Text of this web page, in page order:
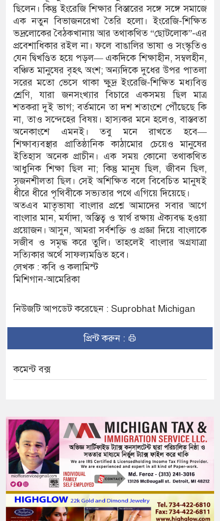
ছিলেন। কিন্তু ইংরেজি শিক্ষার বিস্তারের সঙ্গে সঙ্গে সমাজে
এক নতুন বিভাজনরেখা তৈরি হলো। ইংরেজি-শিক্ষিত
ভদ্রলোকের বৈঠকখানায় আর তথাকথিত “ছোটলোক”-এর
প্রবেশাধিকার রইল না। ফলে বাঙালির ভাষা ও সংস্কৃতিও
যেন দ্বিখণ্ডিত হয়ে পড়ল— একদিকে শিক্ষাহীন, সম্বলহীন,
বঞ্চিত মানুষের বৃহৎ অংশ; অন্যদিকে দুধের উপর পাতলা
সরের মতো ভেসে থাকা ক্ষুদ্র ইংরেজি-শিক্ষিত মধ্যবিত্ত
শ্রেণি, যারা জনসংখ্যার বিচারে একসময় ছিল মাত্র
শতকরা দুই ভাগ; বর্তমানে তা দশ শতাংশে পৌঁছেছে কি
না, তাও সন্দেহের বিষয়। হাস্যকর মনে হলেও, বাস্তবতা
অনেকাংশে এমনই। তবু মনে রাখতে হবে—
শিক্ষাব্যবস্থার প্রাতিষ্ঠানিক কাঠামোর চেয়েও মানুষের
ইতিহাস অনেক প্রাচীন। এক সময় কোনো তথাকথিত
আধুনিক শিক্ষা ছিল না; কিন্তু মানুষ ছিল, জীবন ছিল,
সৃজনশীলতা ছিল। সেই অশিক্ষিত বলে বিবেচিত মানুষই
ধীরে ধীরে পৃথিবীকে সভ্যতার পথে এগিয়ে দিয়েছে।
অতএব মাতৃভাষা বাংলার প্রশ্নে আমাদের সবার আগে
বাংলার মান, মর্যাদা, অস্তিত্ব ও স্বার্থ রক্ষায় ঐক্যবদ্ধ হওয়া
প্রয়োজন। আসুন, আমরা সর্বশক্তি ও প্রজ্ঞা দিয়ে বাংলাকে
সজীব ও সমৃদ্ধ করে তুলি। তাহলেই বাংলার অগ্রযাত্রা
সত্যিকার অর্থে সাফল্যমণ্ডিত হবে।
লেখক : কবি ও কলামিস্ট
মিশিগান-আমেরিকা
নিউজটি আপডেট করেছেন : Suprobhat Michigan
প্রিন্ট করুন :
কমেন্ট বক্স